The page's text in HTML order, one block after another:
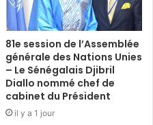
81e session de l’Assemblée
générale des Nations Unies
– Le Sénégalais Djibril
Diallo nommé chef de
cabinet du Président
il y a 1 jour